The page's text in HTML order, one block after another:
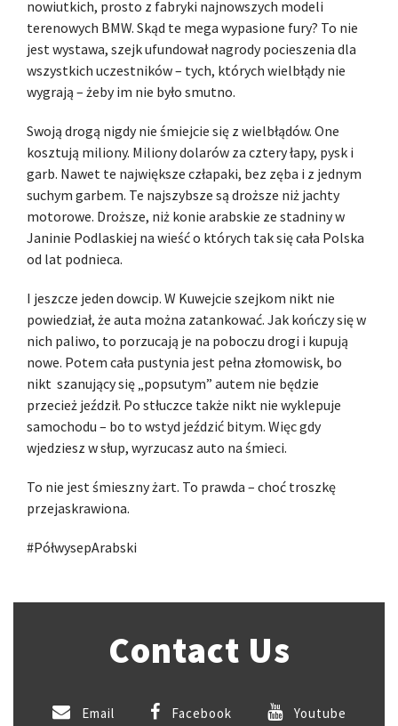
nowiutkich, prosto z fabryki najnowszych modeli
terenowych BMW. Skąd te mega wypasione fury? To nie
jest wystawa, szejk ufundował nagrody pocieszenia dla
wszystkich uczestników – tych, których wielbłądy nie
wygrają – żeby im nie było smutno.
Swoją drogą nigdy nie śmiejcie się z wielbłądów. One
kosztują miliony. Miliony dolarów za cztery łapy, pysk i
garb. Nawet te największe człapaki, bez zęba i z jednym
suchym garbem. Te najszybsze są droższe niż jachty
motorowe. Droższe, niż konie arabskie ze stadniny w
Janinie Podlaskiej na wieść o których tak się cała Polska
od lat podnieca.
I jeszcze jeden dowcip. W Kuwejcie szejkom nikt nie
powiedział, że auta można zatankować. Jak kończy się w
nich paliwo, to porzucają je na poboczu drogi i kupują
nowe. Potem cała pustynia jest pełna złomowisk, bo
nikt szanujący się „popsutym” autem nie będzie
przecież jeździł. Po stłuczce także nikt nie wyklepuje
samochodu – bo to wstyd jeździć bitym. Więc gdy
wjedziesz w słup, wyrzucasz auto na śmieci.
To nie jest śmieszny żart. To prawda – choć troszkę
przejaskrawiona.
#PółwysepArabski
Contact Us
Email Facebook Youtube